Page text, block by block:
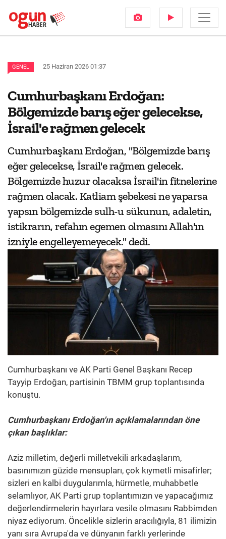
GENEL 25 Haziran 2026 01:37
Cumhurbaşkanı Erdoğan:
Bölgemizde barış eğer gelecekse,
İsrail'e rağmen gelecek
Cumhurbaşkanı Erdoğan, "Bölgemizde barış
eğer gelecekse, İsrail'e rağmen gelecek.
Bölgemizde huzur olacaksa İsrail'in fitnelerine
rağmen olacak. Katliam şebekesi ne yaparsa
yapsın bölgemizde sulh-u sükunun, adaletin,
istikrarın, refahın egemen olmasını Allah'ın
izniyle engelleyemeyecek." dedi.
Cumhurbaşkanı ve AK Parti Genel Başkanı Recep
Tayyip Erdoğan, partisinin TBMM grup toplantısında
konuştu.
Cumhurbaşkanı Erdoğan'ın açıklamalarından öne
çıkan başlıklar:
Aziz milletim, değerli milletvekili arkadaşlarım,
basınımızın güzide mensupları, çok kıymetli misafirler;
sizleri en kalbi duygularımla, hürmetle, muhabbetle
selamlıyor, AK Parti grup toplantımızın ve yapacağımız
değerlendirmelerin hayırlara vesile olmasını Rabbimden
niyaz ediyorum. Öncelikle sizlerin aracılığıyla, 81 ilimizin
yanı sıra Avrupa'da ve dünyanın farklı yerlerinde